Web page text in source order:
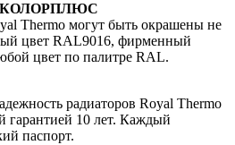
КОЛОРПЛЮС
Thermo могут быть окрашены не
цвет RAL9016, фирменный
цвет по палитре RAL.
радиаторов Royal Thermo
10 лет. Каждый
паспорт.